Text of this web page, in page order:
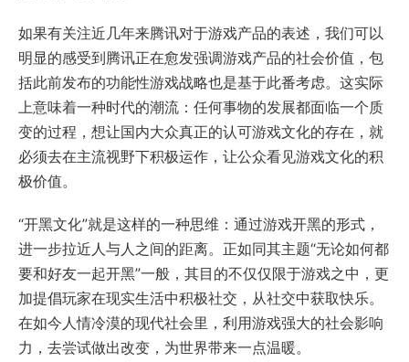
如果有关注近几年来腾讯对于游戏产品的表述，我们可以
明显的感受到腾讯正在愈发强调游戏产品的社会价值，包
括此前发布的功能性游戏战略也是基于此番考虑。这实际
上意味着一种时代的潮流：任何事物的发展都面临一个质
变的过程，想让国内大众真正的认可游戏文化的存在，就
必须去在主流视野下积极运作，让公众看见游戏文化的积
极价值。
“开黑文化”就是这样的一种思维：通过游戏开黑的形式，
进一步拉近人与人之间的距离。正如同其主题“无论如何都
要和好友一起开黑”一般，其目的不仅仅限于游戏之中，更
加提倡玩家在现实生活中积极社交，从社交中获取快乐。
在如今人情冷漠的现代社会里，利用游戏强大的社会影响
力，去尝试做出改变，为世界带来一点温暖。